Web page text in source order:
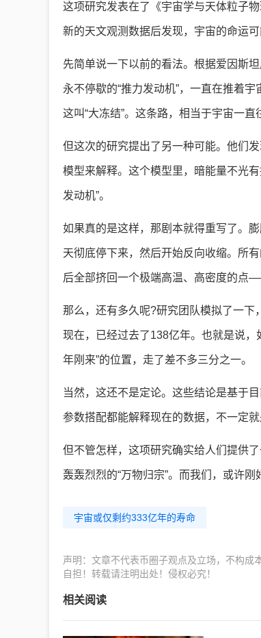
这项研究发表在了《宇宙学与天体粒子
新的天文观测数据后发现，宇宙的命运可
先简单说一下以前的看法。根据爱因斯
永不停歇的“推力发动机”，一直在推着
这叫“大冻结”。这条路，相当于宇宙一直
但这次的研究提出了另一种可能。他们
模型来解释。这个模型里，暗能量不光
发动机”。
如果真的是这样，那剧本就得重写了。
天彻底停下来，然后开始反向收缩。所
后全部挤回一个极端高温、高密度的点
那么，还有多久呢?研究团队模拟了一下
现在，已经过去了138亿年。也就是说
年刚来”的位置，走了差不多三分之一。
当然，这还不是定论。这些结论是基于
参数搭配都能解释现在的数据，不一定
但不管怎样，这项研究确实给人们提供
轰轰烈烈的“万物归宗”。而我们，或许刚
宇宙或仅剩约333亿年的寿命
声明：文章不代表币圈子观点及立场，不构成
自担！转载请注明出处！侵权必究！
相关阅读